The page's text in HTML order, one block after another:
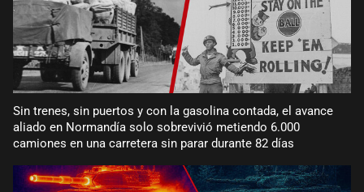
Sin trenes, sin puertos y con la gasolina contada, el avance
aliado en Normandía solo sobrevivió metiendo 6.000
camiones en una carretera sin parar durante 82 días